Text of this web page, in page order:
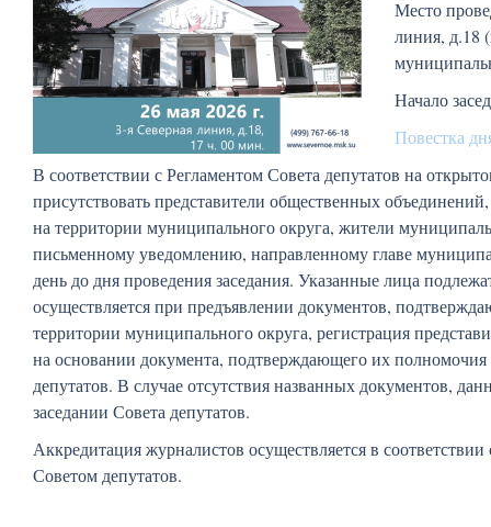
Место
линия, д.18
Начало
Повестка
В соответствии с Регламентом Совета депутатов на
присутствовать представители общественных
на территории муниципального округа, жители
письменному уведомлению, направленному главе
день до дня проведения заседания. Указанные лица
осуществляется при предъявлении документов,
территории муниципального округа, регистрация
на основании документа, подтверждающего их полномочия
депутатов. В случае отсутствия названных документов,
заседании Совета депутатов.
Аккредитация журналистов осуществляется в
Советом депутатов.